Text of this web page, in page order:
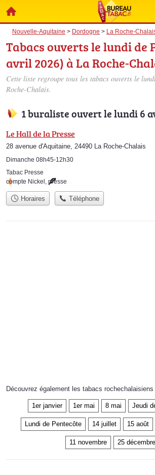
Nouvelle-Aquitaine > Dordogne > La Roche-
Tabacs ouverts le lundi de
avril 2026) à La Roche-
Cette liste regroupe tous les tabacs ouverts le
Roche-Chalais.
1 buraliste ouvert le lundi 6
Le Hall de la Presse
28 avenue d'Aquitaine, 24490 La Roche-Chalais
Dimanche 08h45-12h30
Tabac Presse
compte Nickel , presse
Horaires Téléphone
Découvrez également les tabacs
1er janvier 1er mai 8 mai Jeudi
Lundi de Pentecôte 14 juillet 15 août
11 novembre 25 décembre